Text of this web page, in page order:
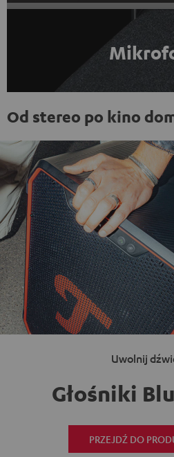
Od stereo po kino
Uwolnij
Głośniki
PRZEJDŹ DO